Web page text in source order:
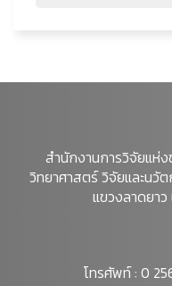
สำนักงานการวิจัยแห่
วิทยาศาสตร์ วิจัยและนวั
แขวงลาดยา
โทรศัพท์ : 0